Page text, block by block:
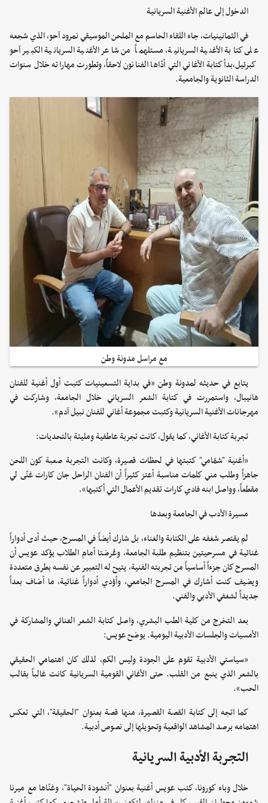
الدخول إلى عالم الأغنية السريانية
في الثمانينيات، جاء اللقاء الحاسم مع الملحن الموسيقي نمرود آحو، الذي شجعه
على كتابة الأغنية السريانية، مستلهماً من شاعر الأغنية السريانية الكبير آحو
كبرئيل،بدأ كتابة الأغاني التي أدّاها الفنانون لاحقاً، وتطورت مهاراته خلال سنوات
الدراسة الثانوية والجامعية.
مع مراسل مدونة وطن
يتابع في حديثه لمدونة وطن «في بداية التسعينيات كتبت أول أغنية للفنان
هانيبال، واستمررت في كتابة الشعر السرياني خلال الجامعة، وشاركت في
مهرجانات الأغنية السريانية وكتبت مجموعة أغاني للفنان نبيل آدم».
تجربة كتابة الأغاني، كما يقول، كانت تجربة عاطفية ومليئة بالتحديات:
«أغنية "شمّامي" كتبتها في لحظات قصيرة، وكانت التجربة صعبة كون اللحن
جاهزاً وطلب مني كلمات مناسبة أعتز كثيراً أن الفنان الراحل جان كارات غنّى لي
مقطعاً، وواصل ابنه فادي كارات تقديم الأعمال التي أكتبها».
مسيرة الأدب في الجامعة وبعدها
لم يقتصر شغفه على الكتابة والغناء، بل شارك أيضاً في المسرح، حيث أدى أدواراً
غنائية في مسرحيتين بتنظيم طلبة الجامعة، وعُرضتا أمام الطلاب يؤكد عويس أن
المسرح كان جزءاً أساسياً من تجربته الفنية، يتيح له التعبير عن نفسه بطرق متعددة
ويضيف كنت أشارك في المسرح الجامعي، وأؤدي أدواراً غنائية، ما أضاف بعداً
جديداً لشغفي الأدبي والفني.
بعد التخرج من كلية الطب البشري، واصل كتابة الشعر الغنائي والمشاركة في
الأمسيات والجلسات الأدبية اليومية. يوضح عويس:
«سياستي الأدبية تقوم على الجودة وليس الكم، لذلك كان اهتمامي الحقيقي
بالشعر الذي ينبع من القلب. حتى الأغاني القومية السريانية كانت غالباً بقالب
الحب».
كما اتجه إلى كتابة القصة القصيرة، منها قصة بعنوان "الحقيقة"، التي تعكس
اهتمامه برصد المشاهد الواقعية وتحويلها إلى نصوص أدبية.
التجربة الأدبية السريانية
خلال وباء كورونا، كتب عويس أغنية بعنوان "أنشودة الحياة"، وغنّاها مع ميرنا